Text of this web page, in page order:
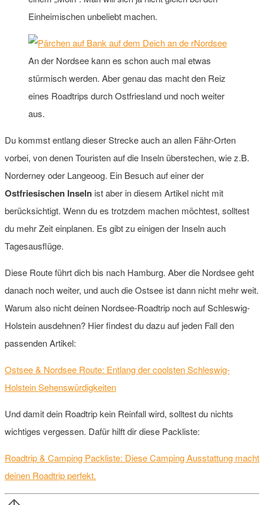
Einheimischen unbeliebt machen.
An der Nordsee kann es schon auch mal etwas
stürmisch werden. Aber genau das macht den Reiz
eines Roadtrips durch Ostfriesland und noch weiter
aus.
Du kommst entlang dieser Strecke auch an allen Fähr-Orten
vorbei, von denen Touristen auf die Inseln überstechen, wie z.B.
Norderney oder Langeoog. Ein Besuch auf einer der
Ostfriesischen Inseln ist aber in diesem Artikel nicht mit
berücksichtigt. Wenn du es trotzdem machen möchtest, solltest
du mehr Zeit einplanen. Es gibt zu einigen der Inseln auch
Tagesausflüge.
Diese Route führt dich bis nach Hamburg. Aber die Nordsee geht
danach noch weiter, und auch die Ostsee ist dann nicht mehr weit.
Warum also nicht deinen Nordsee-Roadtrip noch auf Schleswig-
Holstein ausdehnen? Hier findest du dazu auf jeden Fall den
passenden Artikel:
Ostsee & Nordsee Route: Entlang der coolsten Schleswig-
Holstein Sehenswürdigkeiten
Und damit dein Roadtrip kein Reinfall wird, solltest du nichts
wichtiges vergessen. Dafür hilft dir diese Packliste:
Roadtrip & Camping Packliste: Diese Camping Ausstattung macht
deinen Roadtrip perfekt.